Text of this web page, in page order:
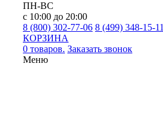
ПН-ВС
с 10:00 до 20:00
8 (800) 302-77-06 8 (499) 348-15-11
КОРЗИНА
0 товаров. Заказать звонок
Меню